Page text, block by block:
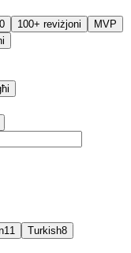
100+ reviżjoni
MVP
11 Turkish8